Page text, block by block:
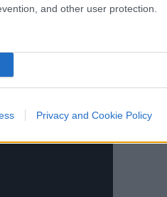
and other user protection.
Privacy and Cookie Policy
Ma quell’arietta
ridicola. Ne